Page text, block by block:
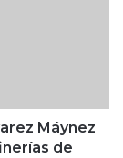
Máynez
de